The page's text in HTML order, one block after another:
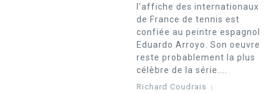
l’affiche des internationaux
de France de tennis est
confiée au peintre espagnol
Eduardo Arroyo. Son oeuvre
reste probablement la plus
célèbre de la série....
Richard Coudrais